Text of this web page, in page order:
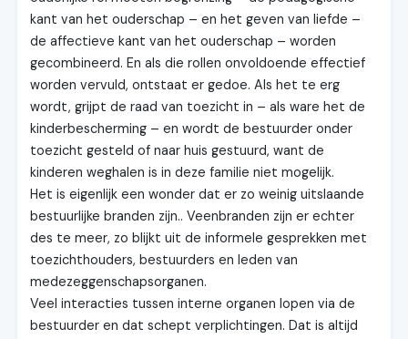
kant van het ouderschap – en het geven van liefde –
de affectieve kant van het ouderschap – worden
gecombineerd. En als die rollen onvoldoende effectief
worden vervuld, ontstaat er gedoe. Als het te erg
wordt, grijpt de raad van toezicht in – als ware het de
kinderbescherming – en wordt de bestuurder onder
toezicht gesteld of naar huis gestuurd, want de
kinderen weghalen is in deze familie niet mogelijk.
Het is eigenlijk een wonder dat er zo weinig uitslaande
bestuurlijke branden zijn.. Veenbranden zijn er echter
des te meer, zo blijkt uit de informele gesprekken met
toezichthouders, bestuurders en leden van
medezeggenschapsorganen.
Veel interacties tussen interne organen lopen via de
bestuurder en dat schept verplichtingen. Dat is altijd